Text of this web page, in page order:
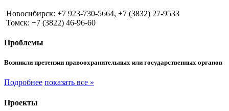
Новосибирск: +7 923-730-5664, +7 (3832) 27-9533
Томск: +7 (3822) 46-96-60
Проблемы
Возникли претензии правоохранительных или государственных органов
Подробнее показать все »
Проекты